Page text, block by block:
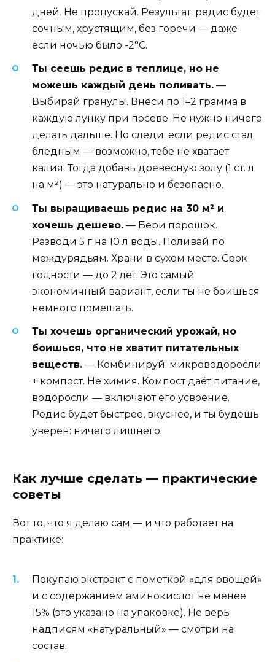
дней. Не пропускай. Результат: редис будет
сочным, хрустящим, без горечи — даже
если ночью было -2°C.
Ты сеешь редис в теплице, но не
можешь каждый день поливать. —
Выбирай гранулы. Внеси по 1–2 грамма в
каждую лунку при посеве. Не нужно ничего
делать дальше. Но следи: если редис стал
бледным — возможно, тебе не хватает
калия. Тогда добавь древесную золу (1 ст. л.
на м²) — это натурально и безопасно.
Ты выращиваешь редис на 30 м² и
хочешь дешево. — Бери порошок.
Разводи 5 г на 10 л воды. Поливай по
междурядьям. Храни в сухом месте. Срок
годности — до 2 лет. Это самый
экономичный вариант, если ты не боишься
немного помешать.
Ты хочешь органический урожай, но
боишься, что не хватит питательных
веществ. — Комбинируй: микроводоросли
+ компост. Не химия. Компост даёт питание,
водоросли — включают его усвоение.
Редис будет быстрее, вкуснее, и ты будешь
уверен: ничего лишнего.
Как лучше сделать — практические
советы
Вот то, что я делаю сам — и что работает на
практике:
Покупаю экстракт с пометкой «для овощей»
и с содержанием аминокислот не менее
15% (это указано на упаковке). Не верь
надписям «натуральный» — смотри на
состав.